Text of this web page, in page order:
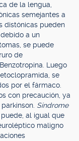
de la lengua,
semejantes a
distónicas pueden
a un
se puede
de
Luego
se
por el fármaco.
con precaución, ya
Síndrome
al igual que
maligno